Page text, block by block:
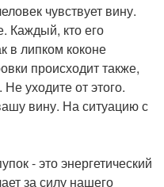
чувствует вину.
Каждый, кто его
в липком коконе
происходит также,
уходите от этого.
вину. На ситуацию с
- это энергетический
за силу нашего